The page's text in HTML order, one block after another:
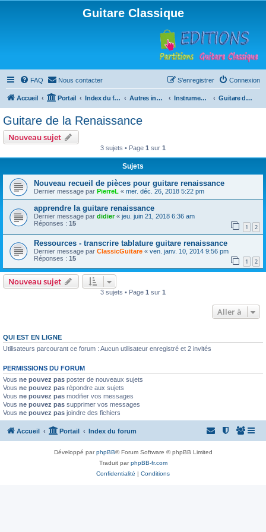
Guitare Classique
FAQ Nous contacter Connexion
S’enregistrer
Accueil Portail Index du forum Autres instruments à cordes pincées, ou styles Instruments anciens Guitare de la Renaissance
Guitare de la Renaissance
Nouveau sujet
3 sujets • Page 1 sur 1
Sujets
Nouveau recueil de pièces pour guitare renaissance
Dernier message par PierreL « mer. déc. 26, 2018 5:22 pm
apprendre la guitare renaissance
Dernier message par didier« jeu. juin 21, 2018 6:36 am
Réponses : 15 1 2
Ressources - transcrire tablature guitare renaissance
Dernier message par ClassicGuitare « ven. janv. 10, 2014 9:56 pm
Réponses : 15 1 2
Nouveau sujet
3 sujets • Page 1 sur 1
Aller à
QUI EST EN LIGNE
Utilisateurs parcourant ce forum : Aucun utilisateur enregistré et 2 invités
PERMISSIONS DU FORUM
Vous ne pouvez pas poster de nouveaux sujets
Vous ne pouvez pas répondre aux sujets
Vous ne pouvez pas modifier vos messages
Vous ne pouvez pas supprimer vos messages
Vous ne pouvez pas joindre des fichiers
Accueil Portail Index du forum
Développé parphpBB® Forum Software © phpBB Limited
Traduit parphpBB-fr.com
Confidentialité | Conditions